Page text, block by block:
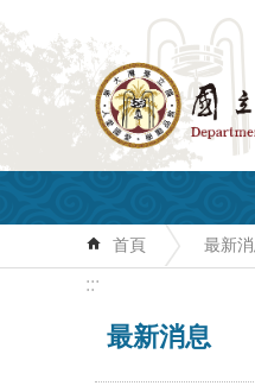
跳到主要內容區塊
首頁 最新
:::
最新消息